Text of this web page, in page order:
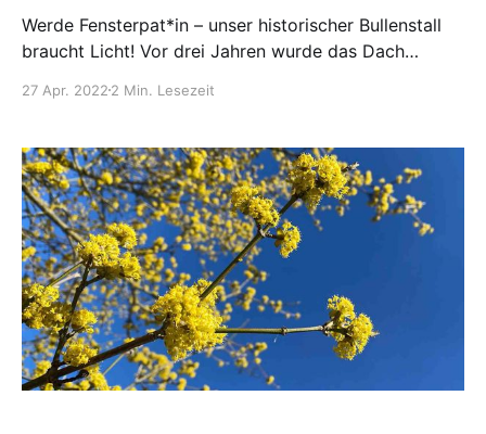
Werde Fensterpat*in – unser historischer Bullenstall
braucht Licht! Vor drei Jahren wurde das Dach
Sommerbaustelle mit vielen Wandergesell*innen neu
Raum, der sich vollständig über das ganze Gebäude
erstreckt und früher wahrscheinlich als
Heudachboden und Gerätelager genutzt wurde,
wartet
27 Apr. 2022 2 Min. Lesezeit